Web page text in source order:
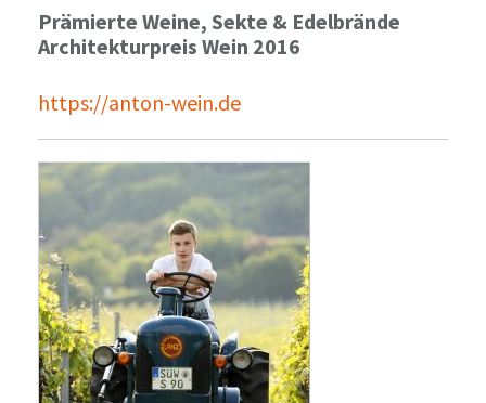
Prämierte Weine, Sekte & Edelbrände
Architekturpreis Wein 2016
https://anton-wein.de